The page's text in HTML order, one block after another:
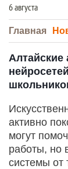
6 августа
Главная
активно
могут
работы, но
системы от